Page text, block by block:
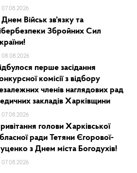
07.08.2026
Військ зв’язку та
Збройних Сил
08.08.2026
перше засідання
комісії з відбору
членів наглядових рад
закладів Харківщини
07.08.2026
голови Харківської
ради Тетяни Єгорової-
з Днем міста Богодухів!
07.08.2026